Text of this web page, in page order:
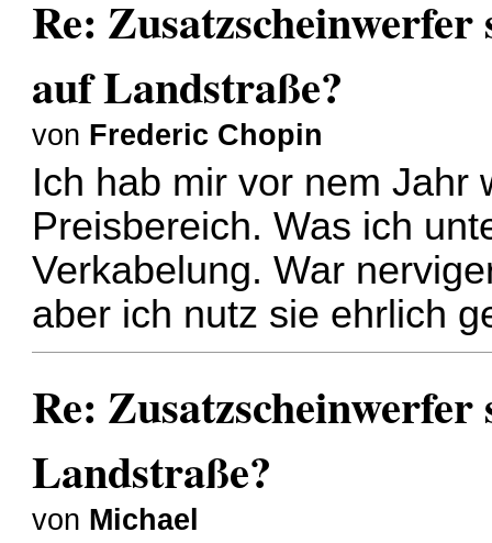
Re:
auf Landstraße?
von Frederic Chopin
Ich hab mir vor nem Jahr
Preisbereich. Was ich
Verkabelung. War
aber ich nutz sie ehrlich
Re:
Landstraße?
von Michael